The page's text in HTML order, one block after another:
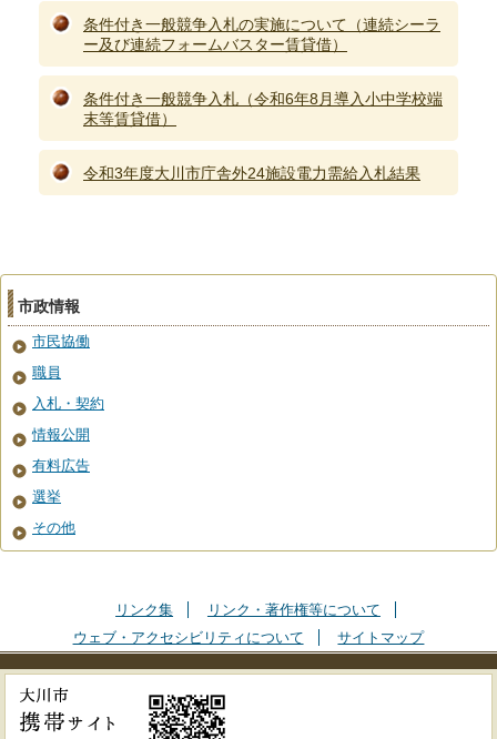
条件付き一般競争入札の実施について（連続シーラ
ー及び連続フォームバスター賃貸借）
条件付き一般競争入札（令和6年8月導入小中学校端
末等賃貸借）
令和3年度大川市庁舎外24施設電力需給入札結果
市政情報
市民協働
職員
入札・契約
情報公開
有料広告
選挙
その他
リンク集
リンク・著作権等について
ウェブ・アクセシビリティについて
サイトマップ